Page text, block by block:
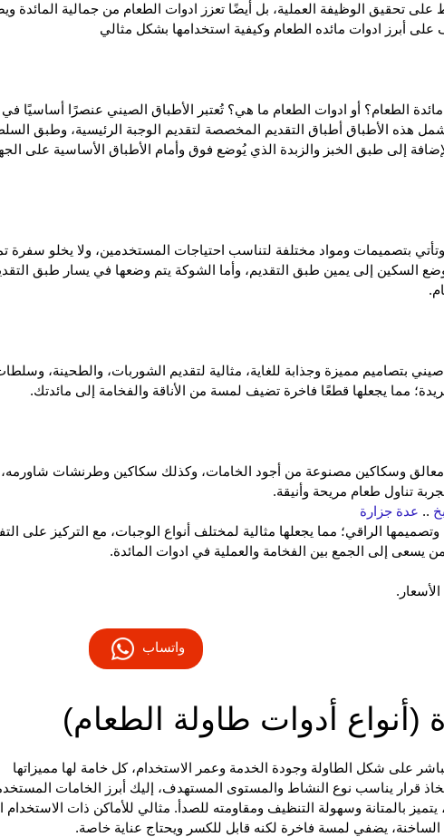
تحقيق الوظيفة العملية، بل أيضًا تعزز ادوات الطعام من جمالية المائدة
أبرز ادوات مائده الطعام وكيفية استخدامها بشكل مثالي
الطعام؟ أو ادوات الطعام ما هي؟ تُعتبر الأطباق الصيني عنصرًا أساسيًا
هذه الأطباق أطباق التقديم المخصصة لتقديم الوجبة الرئيسية، وطبق
إلى طبق الخبز والزبدة الذي يُوضع فوق وأمام الأطباق الأساسية على
بتصميمات ومواد مختلفة لتناسب احتياجات المستخدمين، ولا يخلو سفرة
إلى يمين طبق التقديم، وأما الشوكة يتم وضعها في يسار طبق
بتصاميم مميزة وجذابة للغاية، مثالية لتقديم الشوربات، والطحينة،
مما يجعلها قطعًا فاخرة تضيف لمسة من الأناقة والفخامة إلى مائدتك.
معالق وسكاكين مصنوعة من أجود الخامات، وكذلك سكاكين وطرنشات
تناول طعام مريحة وأنيقة.
.. عدة جزارة
الراقي؛ مما يجعلها مثالية لمختلف أنواع الوجبات، مع التركيز على
لمن يسعى إلى الجمع بين الفخامة والعملية في ادوات المائدة.
واتساب
(أنواع أدوات طاولة الطعام)
على شكل الطاولة وجودة الخدمة وعمر الاستخدام، كل خامة لها مميزاتها
قرار يناسب نوع النشاط والمستوى المستهدف، إليك أبرز الخامات
بالمتانة وسهولة التنظيف ومقاومته للصدأ. مثالي للأماكن ذات الاستخدام
الساخنة، يضفي لمسة فاخرة لكنه قابل للكسر ويحتاج عناية خاصة.